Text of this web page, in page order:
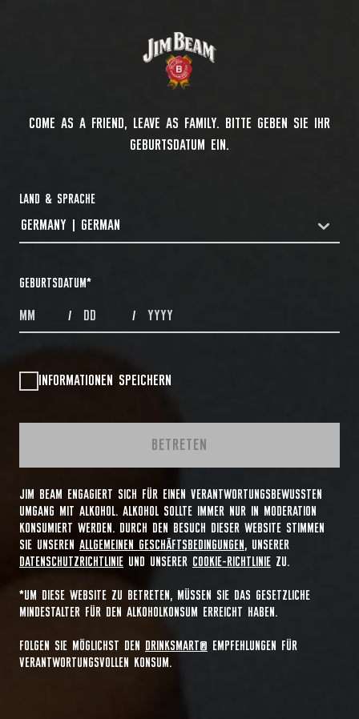
COME AS A FRIEND, LEAVE AS FAMILY. BITTE GEBEN SIE IHR
GEBURTSDATUM EIN.
LAND & SPRACHE
COUNTRYDROPDOWN
GERMANY | GERMAN
GEBURTSDATUM*
MONTHS / DAYS / YEAR
INFORMATIONEN SPEICHERN
BETRETEN
JIM BEAM ENGAGIERT SICH FÜR EINEN VERANTWORTUNGSBEWUSSTEN
UMGANG MIT ALKOHOL. ALKOHOL SOLLTE IMMER NUR IN MODERATION
KONSUMIERT WERDEN. DURCH DEN BESUCH DIESER WEBSITE STIMMEN
SIE UNSEREN ALLGEMEINEN GESCHÄFTSBEDINGUNGEN, UNSERER
DATENSCHUTZRICHTLINIE UND UNSERER COOKIE-RICHTLINIE ZU.
*UM DIESE WEBSITE ZU BETRETEN, MÜSSEN SIE DAS GESETZLICHE
MINDESTALTER FÜR DEN ALKOHOLKONSUM ERREICHT HABEN.
FOLGEN SIE MÖGLICHST DEN DRINKSMART® EMPFEHLUNGEN FÜR
VERANTWORTUNGSVOLLEN KONSUM.